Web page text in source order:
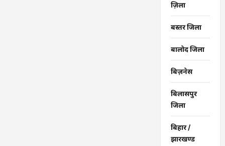
ज़िला
बस्तर जिला
बालोद जिला
बिज़नेस
बिलासपुर
जिला
बिहार /
झारखण्ड